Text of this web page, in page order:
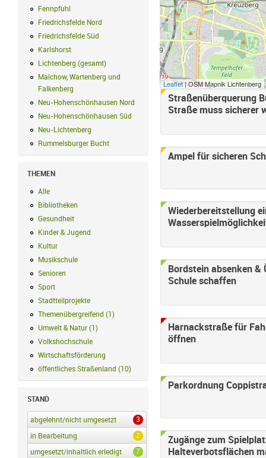
Fennpfuhl
Friedrichsfelde Nord
Friedrichsfelde Nord Filter anwenden
Friedrichsfelde Süd
Friedrichsfelde Süd Filter anwenden
Karlshorst
Lichtenberg (gesamt) Lichtenberg (gesamt) Filter anwenden
Malchow, Wartenberg und
Falkenberg Malchow, Wartenberg und Falkenberg Filter anwenden
Neu-Hohenschönhausen Nord
Neu-Hohenschönhausen Nord Filter
Neu-Hohenschönhausen Süd
Neu-Lichtenberg
Rummelsburger Bucht
THEMEN
Alle
Bibliotheken Bibliotheken Filter anwenden
Gesundheit
Kinder & Jugend
Kultur
Musikschule Musikschule Filter anwenden
Senioren
Sport
Stadtteilprojekte
Themenübergreifend (1 )
Umwelt & Natur (1 ) Umwelt & Natur Filter anwenden
Volkshochschule Volkshochschule Filter anwenden
Wirtschaftsförderung
öffentliches Straßenland (10)
STAND
abgelehnt/nicht umgesetzt 3
abgelehnt/nicht umgesetzt Filter anwenden
in Bearbeitung
2
in Bearbeitung Filter anwenden
umgesetzt/inhaltlich erledigt
7
umgesetzt/inhaltlich erledigt Filter anwenden
Leaflet| OSM Mapnik Lichtenberg
Straßenüberquerung
Straße muss sicherer
Ampel für sicheren
Wiederbereitstellung
Bordstein absenken
Schule schaffen
Harnackstraße für
öffnen
Parkordnung
Zugänge zum
Halteverbotsflächen
Seiten